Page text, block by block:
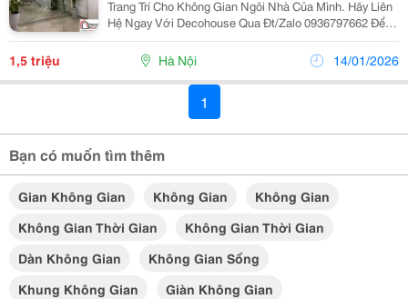
Trang Trí Cho Không Gian Ngôi Nhà Của Mình. Hãy Liên
Hệ Ngay Với Decohouse Qua Đt/Zalo 0936797662 Để
Được Tư Vấn Miễn Phí Cụ Thể Về Giá, Kiểu Dáng
Gương Trang Trí. Ngày Nay, Với Công Nghệ Sản Xuất
Gương...
1,5 triệu Hà Nội 14/01/2026
1
Bạn có muốn tìm thêm
Gian Không Gian Không Gian
Không Gian
Không Gian Thời Gian
Không Gian Thời Gian
Dàn Không Gian
Không Gian Sống
Khung Không Gian
Giàn Không Gian